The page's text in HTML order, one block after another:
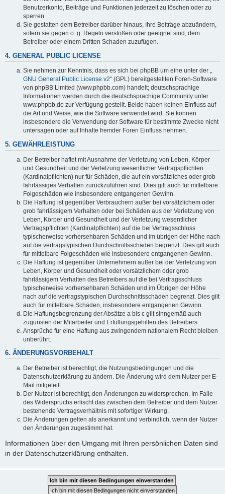
Benutzerkonto, Beiträge und Funktionen jederzeit zu löschen oder zu
sperren.
Sie gestatten dem Betreiber darüber hinaus, Ihre Beiträge abzuändern,
sofern sie gegen o. g. Regeln verstoßen oder geeignet sind, dem
Betreiber oder einem Dritten Schaden zuzufügen.
4. GENERAL PUBLIC LICENSE
Sie nehmen zur Kenntnis, dass es sich bei phpBB um eine unter der „
GNU General Public License v2“ (GPL) bereitgestellten Foren-Software
von phpBB Limited (www.phpbb.com) handelt; deutschsprachige
Informationen werden durch die deutschsprachige Community unter
www.phpbb.de zur Verfügung gestellt. Beide haben keinen Einfluss auf
die Art und Weise, wie die Software verwendet wird. Sie können
insbesondere die Verwendung der Software für bestimmte Zwecke nicht
untersagen oder auf Inhalte fremder Foren Einfluss nehmen.
5. GEWÄHRLEISTUNG
Der Betreiber haftet mit Ausnahme der Verletzung von Leben, Körper
und Gesundheit und der Verletzung wesentlicher Vertragspflichten
(Kardinalpflichten) nur für Schäden, die auf ein vorsätzliches oder grob
fahrlässiges Verhalten zurückzuführen sind. Dies gilt auch für mittelbare
Folgeschäden wie insbesondere entgangenen Gewinn.
Die Haftung ist gegenüber Verbrauchern außer bei vorsätzlichem oder
grob fahrlässigem Verhalten oder bei Schäden aus der Verletzung von
Leben, Körper und Gesundheit und der Verletzung wesentlicher
Vertragspflichten (Kardinalpflichten) auf die bei Vertragsschluss
typischerweise vorhersehbaren Schäden und im übrigen der Höhe nach
auf die vertragstypischen Durchschnittsschäden begrenzt. Dies gilt auch
für mittelbare Folgeschäden wie insbesondere entgangenen Gewinn.
Die Haftung ist gegenüber Unternehmern außer bei der Verletzung von
Leben, Körper und Gesundheit oder vorsätzlichem oder grob
fahrlässigem Verhalten des Betreibers auf die bei Vertragsschluss
typischerweise vorhersehbaren Schäden und im Übrigen der Höhe
nach auf die vertragstypischen Durchschnittsschäden begrenzt. Dies gilt
auch für mittelbare Schäden, insbesondere entgangenen Gewinn.
Die Haftungsbegrenzung der Absätze a bis c gilt sinngemäß auch
zugunsten der Mitarbeiter und Erfüllungsgehilfen des Betreibers.
Ansprüche für eine Haftung aus zwingendem nationalem Recht bleiben
unberührt.
6. ÄNDERUNGSVORBEHALT
Der Betreiber ist berechtigt, die Nutzungsbedingungen und die
Datenschutzerklärung zu ändern. Die Änderung wird dem Nutzer per E-
Mail mitgeteilt.
Der Nutzer ist berechtigt, den Änderungen zu widersprechen. Im Falle
des Widerspruchs erlischt das zwischen dem Betreiber und dem Nutzer
bestehende Vertragsverhältnis mit sofortiger Wirkung.
Die Änderungen gelten als anerkannt und verbindlich, wenn der Nutzer
den Änderungen zugestimmt hat.
Informationen über den Umgang mit Ihren persönlichen Daten sind
in der Datenschutzerklärung enthalten.